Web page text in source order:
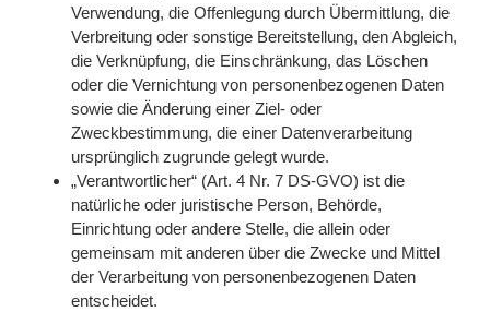
Verwendung, die Offenlegung durch Übermittlung, die
Verbreitung oder sonstige Bereitstellung, den Abgleich,
die Verknüpfung, die Einschränkung, das Löschen
oder die Vernichtung von personenbezogenen Daten
sowie die Änderung einer Ziel- oder
Zweckbestimmung, die einer Datenverarbeitung
ursprünglich zugrunde gelegt wurde.
„Verantwortlicher“ (Art. 4 Nr. 7 DS-GVO) ist die
natürliche oder juristische Person, Behörde,
Einrichtung oder andere Stelle, die allein oder
gemeinsam mit anderen über die Zwecke und Mittel
der Verarbeitung von personenbezogenen Daten
entscheidet.